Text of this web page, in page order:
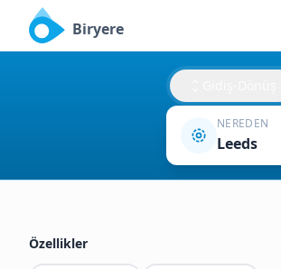
Biryere
NEREDEN
Leeds
Özellikler